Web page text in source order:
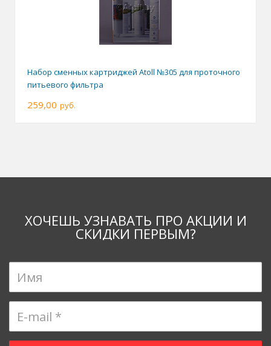
Набор сменных картриджей Atoll №305 для проточного
питьевого фильтра
259,00 руб.
ХОЧЕШЬ УЗНАВАТЬ ПРО АКЦИИ И
СКИДКИ ПЕРВЫМ?